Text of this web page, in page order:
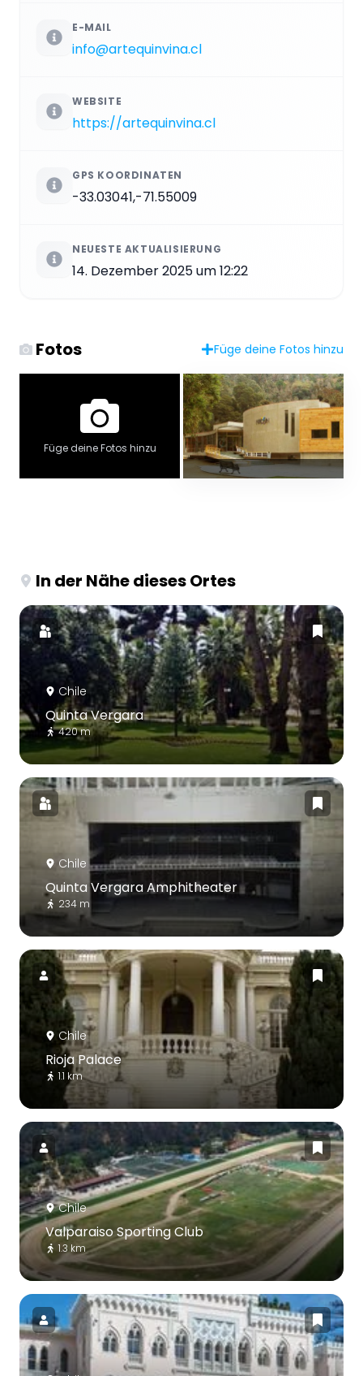
E-MAIL
info@artequinvina.cl
WEBSITE
https://artequinvina.cl
GPS KOORDINATEN
-33.03041,-71.55009
NEUESTE AKTUALISIERUNG
14. Dezember 2025 um 12:22
Fotos Füge deine Fotos hinzu
Füge deine Fotos hinzu
In der Nähe dieses Ortes
Chile
Quinta Vergara
420 m
Chile
Quinta Vergara Amphitheater
234 m
Chile
Rioja Palace
1.1 km
Chile
Valparaiso Sporting Club
1.3 km